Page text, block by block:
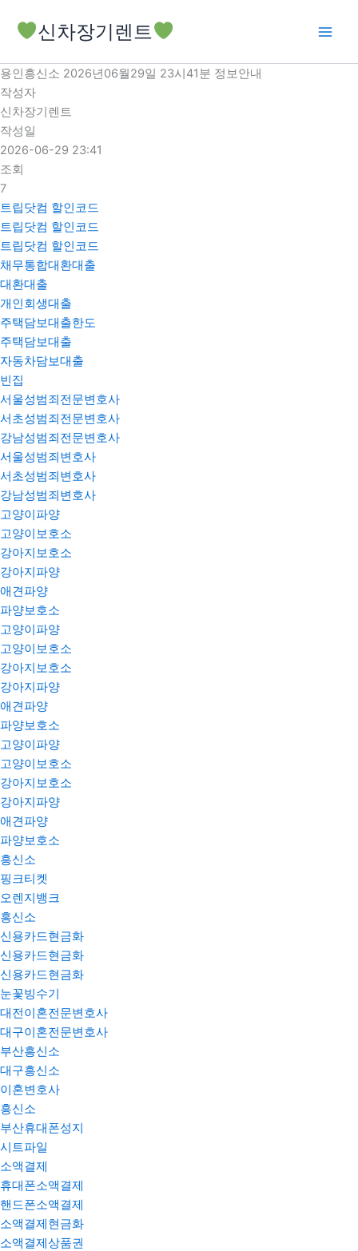
로
건
너
뛰
기
신차장기렌트
용인흥신소 2026년06월29일 23시41분 정보안내
작성자
신차장기렌트
작성일
2026-06-29 23:41
조회
7
트립닷컴 할인코드
트립닷컴 할인코드
트립닷컴 할인코드
채무통합대환대출
대환대출
개인회생대출
주택담보대출한도
주택담보대출
자동차담보대출
빈집
서울성범죄전문변호사
서초성범죄전문변호사
강남성범죄전문변호사
서울성범죄변호사
서초성범죄변호사
강남성범죄변호사
고양이파양
고양이보호소
강아지보호소
강아지파양
애견파양
파양보호소
고양이파양
고양이보호소
강아지보호소
강아지파양
애견파양
파양보호소
고양이파양
고양이보호소
강아지보호소
강아지파양
애견파양
파양보호소
흥신소
핑크티켓
오렌지뱅크
흥신소
신용카드현금화
신용카드현금화
신용카드현금화
눈꽃빙수기
대전이혼전문변호사
대구이혼전문변호사
부산흥신소
대구흥신소
이혼변호사
흥신소
부산휴대폰성지
시트파일
소액결제
휴대폰소액결제
핸드폰소액결제
소액결제현금화
소액결제상품권